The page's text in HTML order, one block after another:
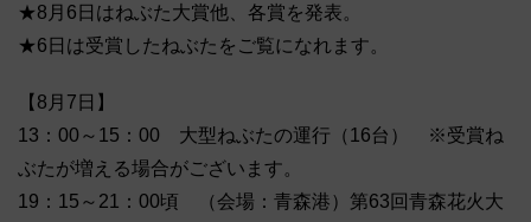
★8月6日はねぶた大賞他、各賞を発表。
★6日は受賞したねぶたをご覧になれます。
【8月7日】
13：00～15：00 大型ねぶたの運行（16台） ※受賞ね
ぶたが増える場合がございます。
19：15～21：00頃 （会場：青森港）第63回青森花火大